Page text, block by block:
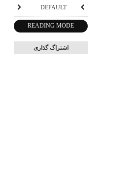
DEFAULT
READING MODE
اشتراگ گذاری